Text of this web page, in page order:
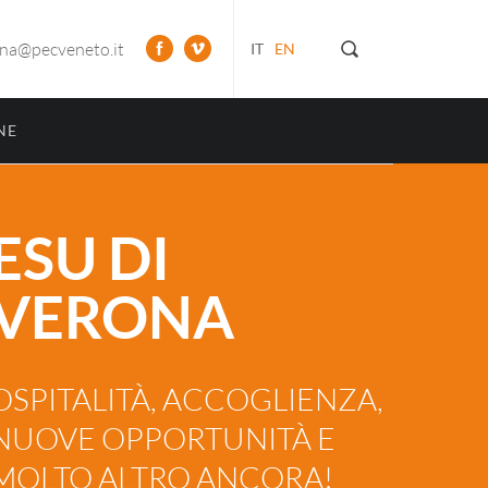
IT EN
DI
ACCOGLIENZA,
OPPORTUNITÀ E
ALTRO ANCORA!